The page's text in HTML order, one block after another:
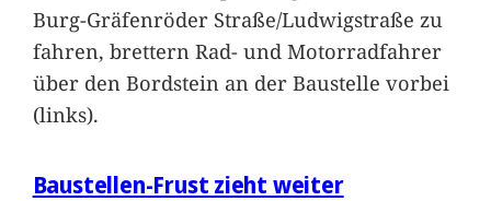
Burg-Gräfenröder Straße/Ludwigstraße zu
fahren, brettern Rad- und Motorradfahrer
über den Bordstein an der Baustelle vorbei
(links).
Baustellen-Frust zieht weiter